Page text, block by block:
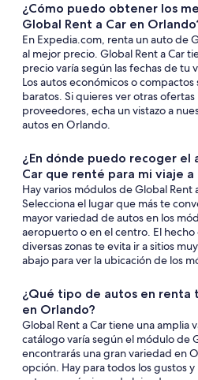
¿Cómo puedo obtener los
Global Rent a Car en
En Expedia.com, renta un auto de
al mejor precio. Global Rent a Car
precio varía según las fechas de tu
Los autos económicos o
baratos. Si quieres ver otras
proveedores, echa un vistazo a
autos en Orlando.
¿En dónde puedo recoger el
Car que renté para mi viaje a
Hay varios módulos de Global Rent
Selecciona el lugar que más te
mayor variedad de autos en los
aeropuerto o en el centro. El
diversas zonas te evita ir a sitios
abajo para ver la ubicación de los
¿Qué tipo de autos en renta
en Orlando?
Global Rent a Car tiene una amplia
catálogo varía según el módulo de
encontrarás una gran variedad en
opción. Hay para todos los gustos